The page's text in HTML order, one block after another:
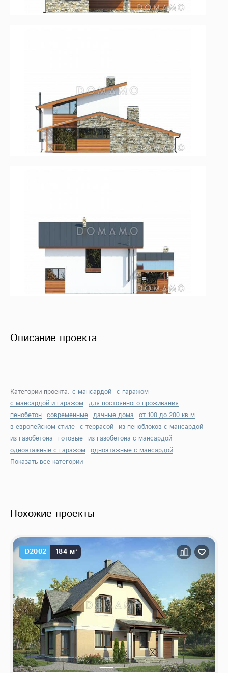
Описание проекта
Категории проекта: с мансардой с гаражом
с мансардой и гаражом для постоянного проживания
пенобетон современные дачные дома от 100 до 200 кв.м
в европейском стиле с террасой из пеноблоков с мансардой
из газобетона
готовые из газобетона с мансардой
одноэтажные с гаражом одноэтажные с мансардой
Показать все категории
Похожие проекты
D2002 184 м²